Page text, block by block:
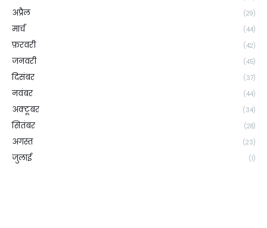
अप्रैल (29)
मार्च (44)
फ़रवरी (42)
जनवरी (45)
दिसंबर (37)
नवंबर (44)
अक्टूबर (34)
सितंबर (28)
अगस्त (23)
जुलाई (1)